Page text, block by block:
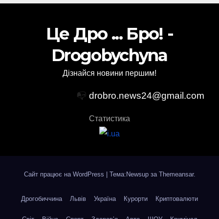
Це Дро ... Бро! -
Drogobychyna
Дізнайся новини першим!
📭 drobro.news24@gmail.com
Статистика
Сайт працює на WordPress Тема:Newsup за Themeansar.
Дрогобиччина Львів Україна Курорти Криптовалюти